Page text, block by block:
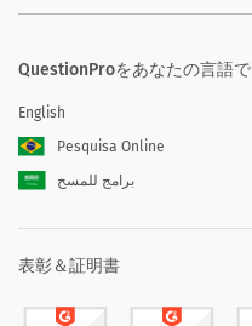
QuestionProをあなたの言語で
English
Pesquisa Online
برامج للمسح
表彰＆証明書